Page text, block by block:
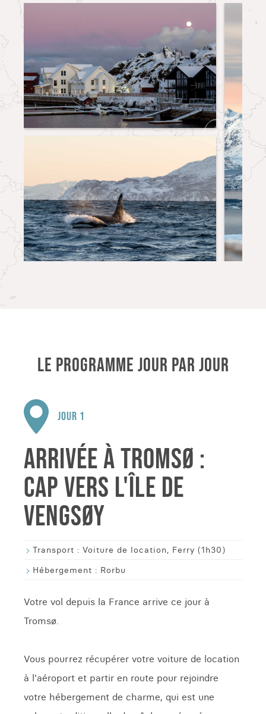
LE PROGRAMME JOUR PAR JOUR
JOUR 1
ARRIVÉE À TROMSØ :
CAP VERS L'ÎLE DE
VENGSØY
Transport : Voiture de location, Ferry (1h30)
Hébergement : Rorbu
Votre vol depuis la France arrive ce jour à
Tromsø.
Vous pourrez récupérer votre voiture de location
à l'aéroport et partir en route pour rejoindre
votre hébergement de charme, qui est une